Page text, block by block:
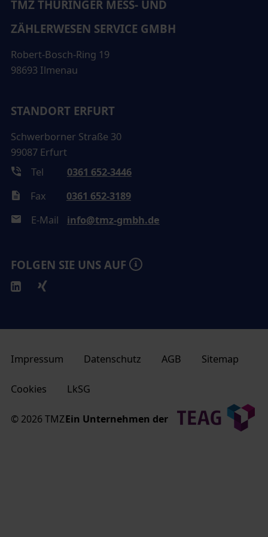
#OBIS #Kennzahl #Maskottchen
#Umfrage
TMZ THÜRINGER MESS- UND
ZÄHLERWESEN SERVICE GMBH
Robert-Bosch-Ring 19
98693 Ilmenau
STANDORT ERFURT
Schwerborner Straße 30
99087 Erfurt
Tel
0361 652-3446
Fax
0361 652-3189
E-Mail
info@tmz-gmbh.de
FOLGEN SIE UNS AUF
Impressum Datenschutz AGB Sitemap
Cookies LkSG
© 2026 TMZEin Unternehmen der